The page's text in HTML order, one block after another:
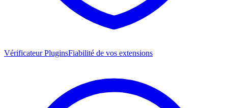
Vérificateur PluginsFiabilité de vos extensions